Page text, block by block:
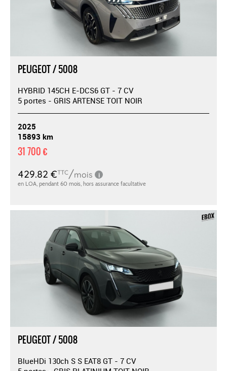
PEUGEOT / 5008
HYBRID 145CH E-DCS6 GT - 7 CV
5 portes - GRIS ARTENSE TOIT NOIR
2025
15893 km
31 700 €
PEUGEOT / 5008
BlueHDi 130ch S S EAT8 GT - 7 CV